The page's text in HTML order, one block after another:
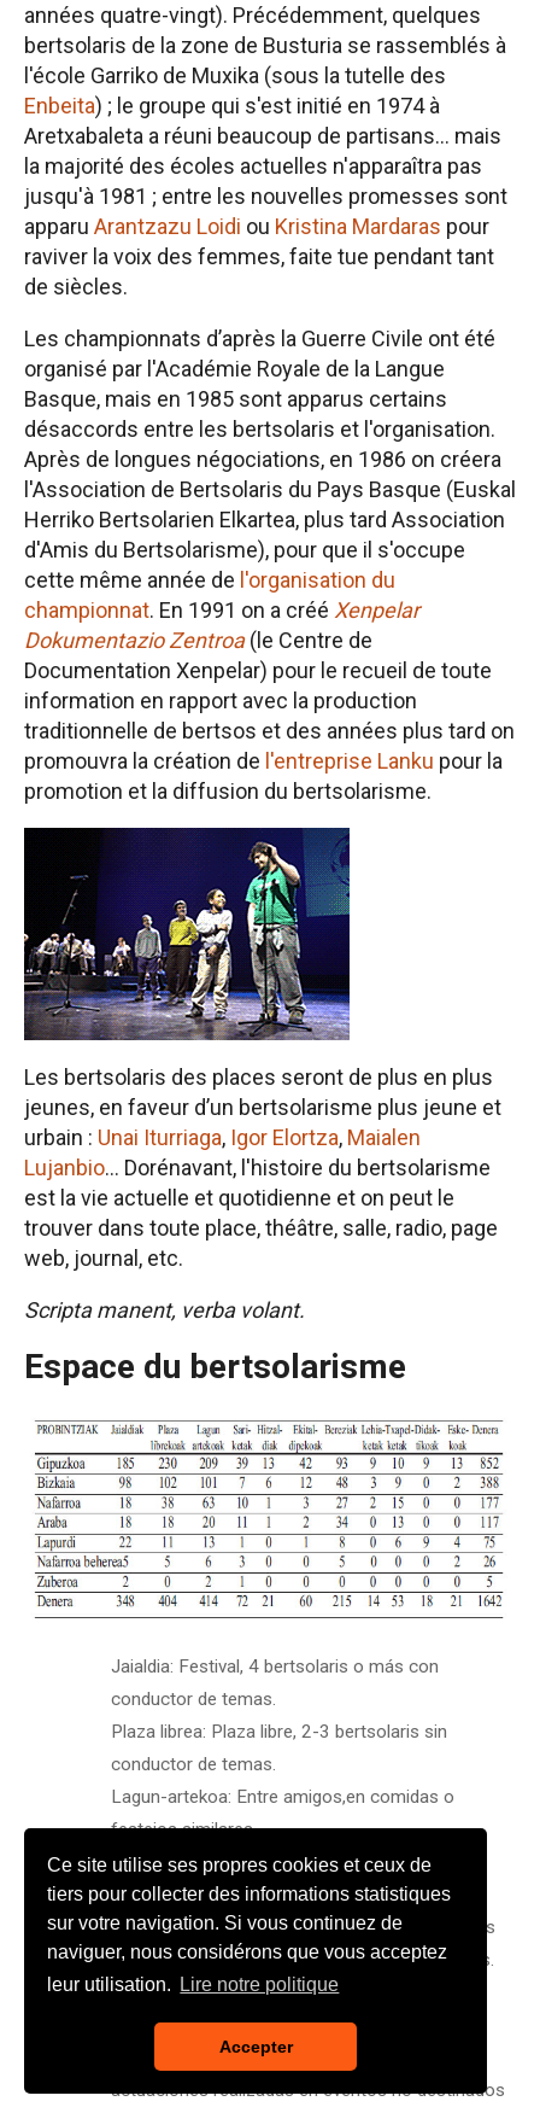
Ce site utilise ses propres cookies et ceux de
tiers pour collecter des informations statistiques
sur votre navigation. Si vous continuez de
naviguer, nous considérons que vous acceptez
leur utilisation.
Lire notre politique
Accepter
années quatre-vingt). Précédemment, quelques
bertsolaris de la zone de Busturia se rassemblés à
l'école Garriko de Muxika (sous la tutelle des
Enbeita) ; le groupe qui s'est initié en 1974 à
Aretxabaleta a réuni beaucoup de partisans... mais
la majorité des écoles actuelles n'apparaîtra pas
jusqu'à 1981 ; entre les nouvelles promesses sont
apparu Arantzazu Loidi ou Kristina Mardaras pour
raviver la voix des femmes, faite tue pendant tant
de siècles.
Les championnats d’après la Guerre Civile ont été
organisé par l'Académie Royale de la Langue
Basque, mais en 1985 sont apparus certains
désaccords entre les bertsolaris et l'organisation.
Après de longues négociations, en 1986 on créera
l'Association de Bertsolaris du Pays Basque (Euskal
Herriko Bertsolarien Elkartea, plus tard Association
d'Amis du Bertsolarisme), pour que il s'occupe
cette même année de l'organisation du
championnat. En 1991 on a créé Xenpelar
Dokumentazio Zentroa(le Centre de
Documentation Xenpelar) pour le recueil de toute
information en rapport avec la production
traditionnelle de bertsos et des années plus tard on
promouvra la création de l'entreprise Lanku pour la
promotion et la diffusion du bertsolarisme.
Les bertsolaris des places seront de plus en plus
jeunes, en faveur d’un bertsolarisme plus jeune et
urbain : Unai Iturriaga, Igor Elortza, Maialen
Lujanbio... Dorénavant, l'histoire du bertsolarisme
est la vie actuelle et quotidienne et on peut le
trouver dans toute place, théâtre, salle, radio, page
web, journal, etc.
Scripta manent, verba volant.
Espace du bertsolarisme
Jaialdia: Festival, 4 bertsolaris o más con
conductor de temas.
Plaza librea: Plaza libre, 2-3 bertsolaris sin
conductor de temas.
Lagun-artekoa: Entre amigos,en comidas o
festejos similares.
Txapelketak:Campeonatos. Improvisados:
Nacional, provincial o interescolar.
Sariketak:Certámenes.Improvisados: concursos
organizados por asociaciones o ayuntamientos.
Hitzaldiak:Conferencias, cualquiera organizada
cuyo tema sea el bertsolarismo.
Ekitaldipekoak:Subactuaciones de eventos,
actuaciones realizadas en eventos no destinados